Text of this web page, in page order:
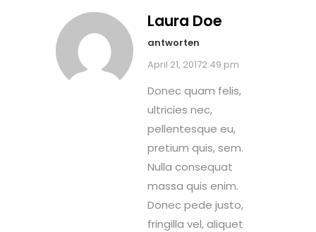
Laura Doe
antworten
April 21, 20172:49 pm
Donec quam felis,
ultricies nec,
pellentesque eu,
pretium quis, sem.
Nulla consequat
massa quis enim.
Donec pede justo,
fringilla vel, aliquet